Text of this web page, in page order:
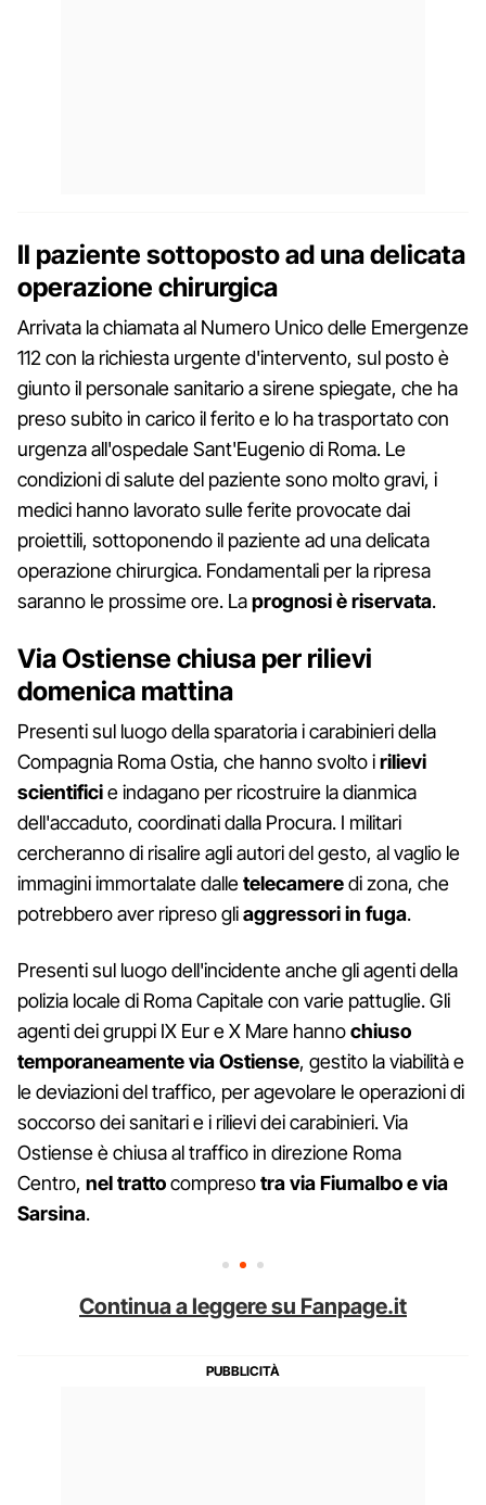
Il paziente sottoposto ad una delicata
operazione chirurgica
Arrivata la chiamata al Numero Unico delle Emergenze
112 con la richiesta urgente d'intervento, sul posto è
giunto il personale sanitario a sirene spiegate, che ha
preso subito in carico il ferito e lo ha trasportato con
urgenza all'ospedale Sant'Eugenio di Roma. Le
condizioni di salute del paziente sono molto gravi, i
medici hanno lavorato sulle ferite provocate dai
proiettili, sottoponendo il paziente ad una delicata
operazione chirurgica. Fondamentali per la ripresa
saranno le prossime ore. Laprognosi è riservata.
Via Ostiense chiusa per rilievi
domenica mattina
Presenti sul luogo della sparatoria i carabinieri della
Compagnia Roma Ostia, che hanno svolto irilievi
scientificie indagano per ricostruire la dianmica
dell'accaduto, coordinati dalla Procura. I militari
cercheranno di risalire agli autori del gesto, al vaglio le
immagini immortalate dalletelecameredi zona, che
potrebbero aver ripreso gliaggressori in fuga.
Presenti sul luogo dell'incidente anche gli agenti della
polizia locale di Roma Capitale con varie pattuglie. Gli
agenti dei gruppi IX Eur e X Mare hannochiuso
temporaneamente via Ostiense, gestito la viabilità e
le deviazioni del traffico, per agevolare le operazioni di
soccorso dei sanitari e i rilievi dei carabinieri. Via
Ostiense è chiusa al traffico in direzione Roma
Centro, nel trattocompresotra via Fiumalbo e via
Sarsina.
Continua a leggere su Fanpage.it